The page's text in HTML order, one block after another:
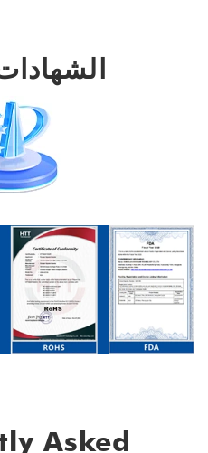
Asked